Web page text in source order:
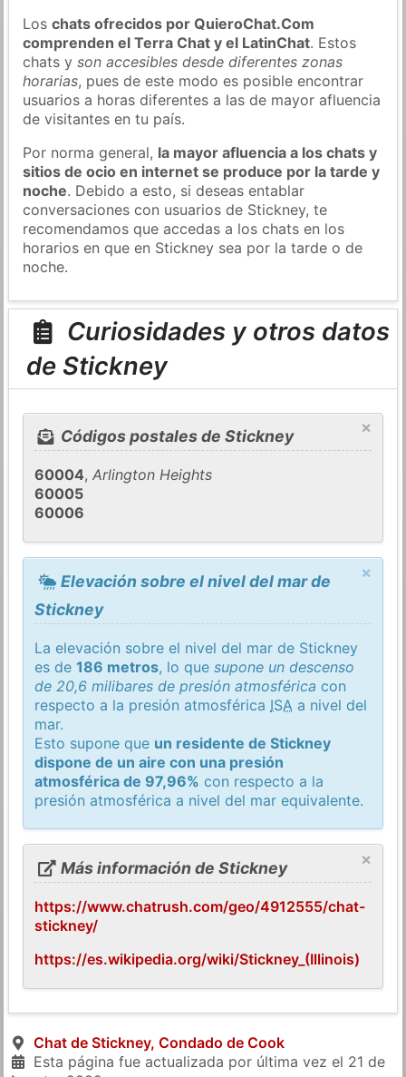
Loschats ofrecidos por QuieroChat.Com
comprenden el Terra Chat y el LatinChat. Estos
chats yson accesibles desde diferentes zonas
horarias, pues de este modo es posible encontrar
usuarios a horas diferentes a las de mayor afluencia
de visitantes en tu país.
Por norma general, la mayor afluencia a los chats y
sitios de ocio en internet se produce por la tarde y
noche. Debido a esto, si deseas entablar
conversaciones con usuarios de Stickney, te
recomendamos que accedas a los chats en los
horarios en que en Stickney sea por la tarde o de
noche.
Curiosidades y otros datos
de Stickney
×
Códigos postales de Stickney
60004,Arlington Heights
60005
60006
×
Elevación sobre el nivel del mar de
Stickney
La elevación sobre el nivel del mar de Stickney
es de186 metros, lo quesupone un descenso
de 20,6 milibares de presión atmosférica con
respecto a la presión atmosférica ISA a nivel del
mar.
Esto supone que un residente de Stickney
dispone de un aire con una presión
atmosférica de 97,96% con respecto a la
presión atmosférica a nivel del mar equivalente.
×
Más información de Stickney
https://www.chatrush.com/geo/4912555/chat-
stickney/
https://es.wikipedia.org/wiki/Stickney_(Illinois)
Chat de Stickney, Condado de Cook
Esta página fue actualizada por última vez el 21 de